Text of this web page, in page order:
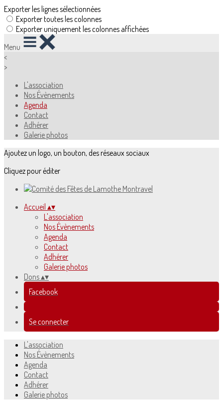
Exporter les lignes sélectionnées
Exporter toutes les colonnes
Exporter uniquement les colonnes affichées
Menu
<
>
L'association
Nos Évènements
Agenda
Contact
Adhérer
Galerie photos
Ajoutez un logo, un bouton, des réseaux sociaux
Cliquez pour éditer
Accueil ▴▾
L'association
Nos Évènements
Agenda
Contact
Adhérer
Galerie photos
Dons▴▾
Facebook
Se connecter
L'association
Nos Évènements
Agenda
Contact
Adhérer
Galerie photos